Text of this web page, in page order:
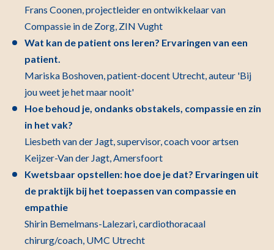
Frans Coonen, projectleider en ontwikkelaar van
Compassie in de Zorg, ZIN Vught
Wat kan de patient ons leren? Ervaringen van een
patient.
Mariska Boshoven, patient-docent Utrecht, auteur 'Bij
jou weet je het maar nooit'
Hoe behoud je, ondanks obstakels, compassie en zin
in het vak?
Liesbeth van der Jagt, supervisor, coach voor artsen
Keijzer-Van der Jagt, Amersfoort
Kwetsbaar opstellen: hoe doe je dat? Ervaringen uit
de praktijk bij het toepassen van compassie en
empathie
Shirin Bemelmans-Lalezari, cardiothoracaal
chirurg/coach, UMC Utrecht